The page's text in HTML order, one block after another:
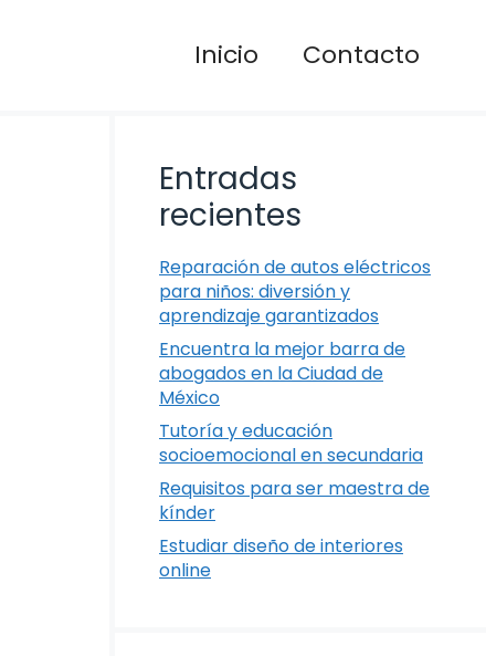
Inicio Contacto
Entradas
recientes
Reparación de autos eléctricos
para niños: diversión y
aprendizaje garantizados
Encuentra la mejor barra de
abogados en la Ciudad de
México
Tutoría y educación
socioemocional en secundaria
Requisitos para ser maestra de
kínder
Estudiar diseño de interiores
online